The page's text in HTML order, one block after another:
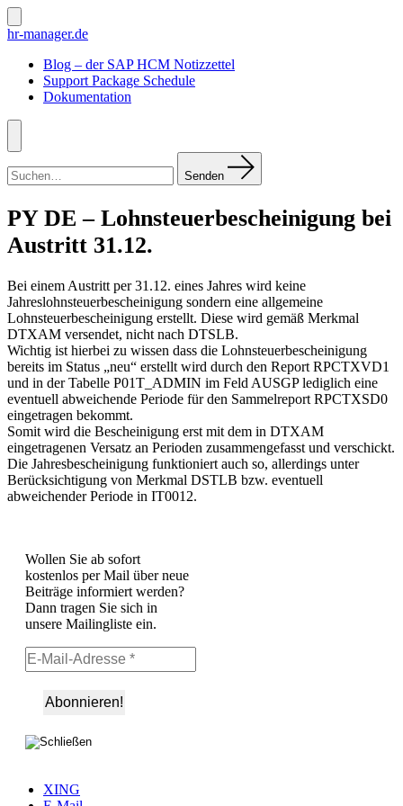
Zum
Inhalt
Suche
ein-/ausblenden
hr-manager.de
Blog – der SAP HCM Notizzettel
Support Package Schedule
Dokumentation
Menü
nach:
Senden
PY DE – Lohnsteuerbescheinigung bei
Austritt 31.12.
Bei einem Austritt per 31.12. eines Jahres wird keine
Jahreslohnsteuerbescheinigung sondern eine allgemeine
Lohnsteuerbescheinigung erstellt. Diese wird gemäß Merkmal
DTXAM versendet, nicht nach DTSLB.
Wichtig ist hierbei zu wissen dass die Lohnsteuerbescheinigung
bereits im Status „neu“ erstellt wird durch den Report RPCTXVD1
und in der Tabelle P01T_ADMIN im Feld AUSGP lediglich eine
eventuell abweichende Periode für den Sammelreport RPCTXSD0
eingetragen bekommt.
Somit wird die Bescheinigung erst mit dem in DTXAM
eingetragenen Versatz an Perioden zusammengefasst und verschickt.
Die Jahresbescheinigung funktioniert auch so, allerdings unter
Berücksichtigung von Merkmal DSTLB bzw. eventuell
abweichender Periode in IT0012.
Wollen Sie ab sofort
kostenlos per Mail über neue
Beiträge informiert werden?
Dann tragen Sie sich in
unsere Mailingliste ein.
XING